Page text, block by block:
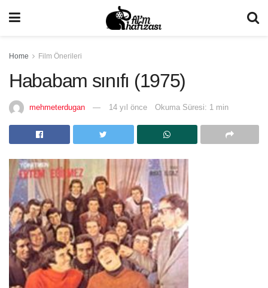
Home Film Önerileri
Hababam sınıfı (1975)
mehmeterdugan 14 yıl önce Okuma Süresi: 1 min